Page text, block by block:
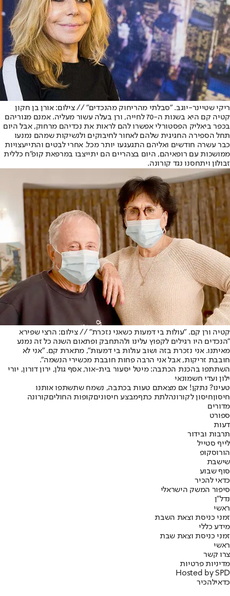
ריקי שטיינר-יוגב. "סבלתי מהריחוק מהנכדים" // צילום: אורן בן חקון
קטיה קם היא בשנות ה-70 לחייה, ורן בעלה עשור מעליה. אמנם מגוריהם
בכפר ביאליק הפסטורלי אפשרו להם לראות את נכדיהם מרחוק, אבל היום
תחל הספירה החגיגית שלהם לאחור לחיבוקים ולנשיקות שמהם נמנעו
כבר עשרה חודשים ואליהם התגעגעו יותר מכל. אחרי לבטים והתייעצויות
ממושכות עם רופאיהם, היום בצהריים הם יתייצבו במרפאת קופ"ח כללית
זבולון ויתחסנו נגד קורונה.
קטיה ורן קם. "עולות בי דמעות כשאני נזכרת" // צילום: הרצי שפירא
"הנכדים היו רגילים לקפוץ עלינו ולהתחבק ופתאום השנה כל זה נמנע
מאיתנו. אני נזכרת בזה ושוב עולות בי דמעות", מתארת קם. "אני לא
חובבת זריקות, אבל אני הרבה פחות חובבת מכשירי הנשמה".
השתתפו בהכנת הכתבה: מיטל יסעור בית-אור, אסף גולן, ירון דורון, יורי
ילון ועדי חשמונאי
טעינו? נתקן! אם מצאתם טעות בכתבה, נשמח שתשתפו אותנו
חיסוןחיסון לקורונהלתת כתףמבצע חיסוניםקופות החוליםקורונה
מדורים
ספורט
דעות
תרבות ובידור
לייף סטייל
הורוסקופ
שישבת
סוף שבוע
כדאי להכיר
סיפור המשק הישראלי
נדל"ן
ראשי
זמני כניסת וצאת השבת
מידע כללי
זמני כניסת וצאת שבת
ראשי
צרו קשר
מדיניות פרטיות
Hosted by SPD
כדאילהכיר